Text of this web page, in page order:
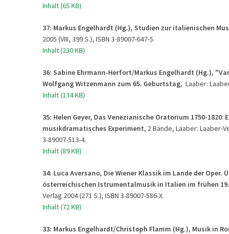
Inhalt (65 KB)
37: Markus Engelhardt (Hg.), Studien zur italienischen
2005 (VIII, 399 S.), ISBN 3-89007-647-5.
Inhalt (230 KB)
36: Sabine Ehrmann-Herfort/Markus Engelhardt (Hg.),
Wolfgang Witzenmann zum 65. Geburtstag, Laaber:
Inhalt (134 KB)
35: Helen Geyer, Das Venezianische Oratorium 1750-1820:
musikdramatisches Experiment, 2 Bände, Laaber: Laaber-
3-89007-513-4.
Inhalt (89 KB)
34: Luca Aversano, Die Wiener Klassik im Lande der Oper.
österreichischen Istrumentalmusik in Italien im frühen
Verlag 2004 (271 S.), ISBN 3-89007-586-X.
Inhalt (72 KB)
33: Markus Engelhardt/Christoph Flamm (Hg.), Musik in